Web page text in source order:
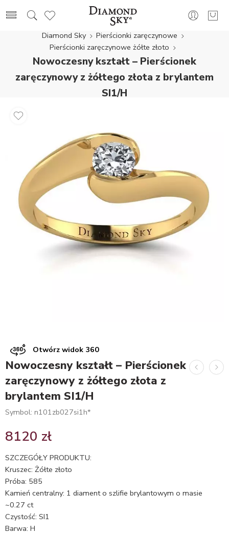
Diamond Sky
Pierścionki zaręczynowe
Pierścionki zaręczynowe żółte złoto
Nowoczesny kształt – Pierścionek
zaręczynowy z żółtego złota z brylantem
SI1/H
Otwórz widok 360
Nowoczesny kształt – Pierścionek
zaręczynowy z żółtego złota z
brylantem SI1/H
Symbol: n101zb027si1h*
8120 zł
SZCZEGÓŁY PRODUKTU:
Kruszec: Żółte złoto
Próba: 585
Kamień centralny: 1 diament o szlifie brylantowym o masie
~0.27 ct
Czystość: SI1
Barwa: H